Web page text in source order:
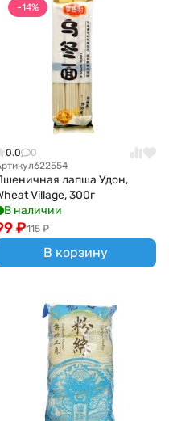
-14%
0.0
0
622554
лапша Удон,
Village, 300г
В наличии
115 ₽
₽
В корзину